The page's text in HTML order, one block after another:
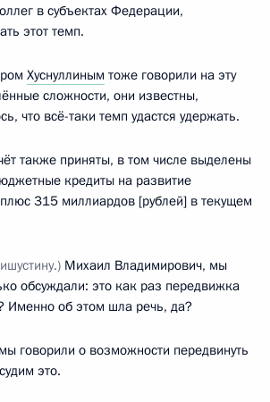
в субъектах Федерации,
этот темп.
Хуснуллиным тоже говорили на эту
сложности, они известны,
что всё-таки темп удастся удержать.
также приняты, в том числе выделены
кредиты на развитие
315 миллиардов [рублей] в текущем
Михаил Владимирович, мы
обсуждали: это как раз передвижка
Именно об этом шла речь, да?
говорили о возможности передвинуть
это.